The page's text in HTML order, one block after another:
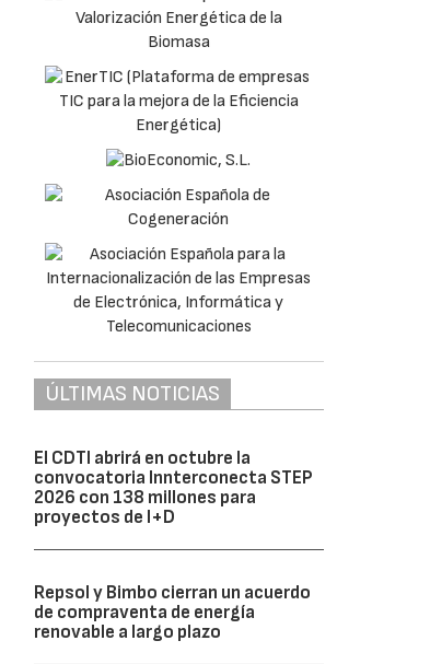
ÚLTIMAS NOTICIAS
El CDTI abrirá en octubre la
convocatoria Innterconecta STEP
2026 con 138 millones para
proyectos de I+D
Repsol y Bimbo cierran un acuerdo
de compraventa de energía
renovable a largo plazo